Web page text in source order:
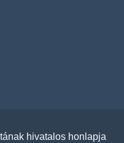
hivatalos honlapja